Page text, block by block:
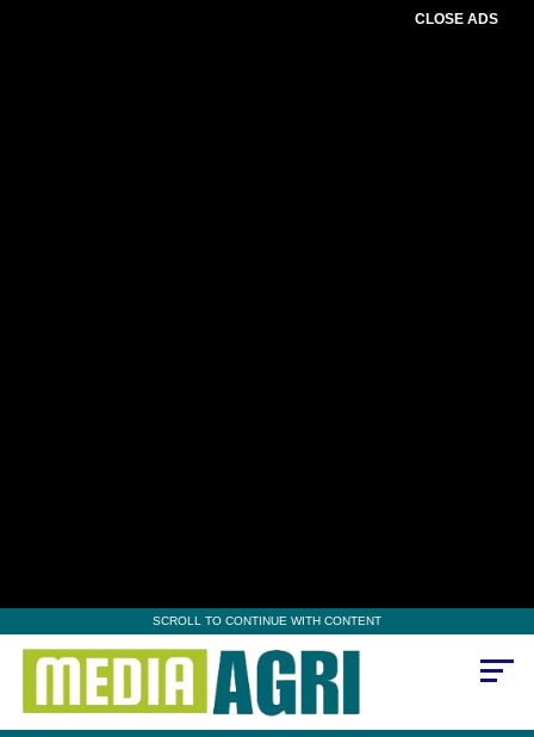
CLOSE ADS
SCROLL TO CONTINUE WITH CONTENT